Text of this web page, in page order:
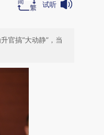
试听
官搞“大动静”，当